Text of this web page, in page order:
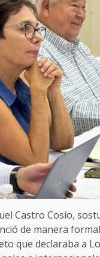
Castro Cosío,
de manera
que declaraba a